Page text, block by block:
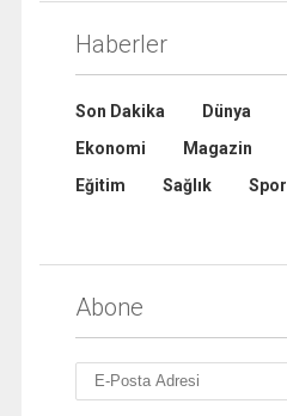
Haberler
Son Dakika Dünya
Ekonomi
Magazin
Eğitim
Sağlık Spor
Abone